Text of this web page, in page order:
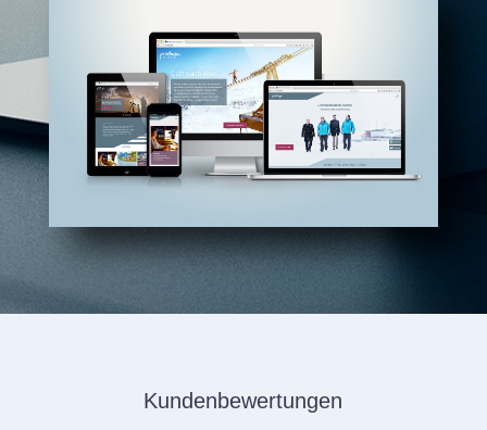
Kundenbewertungen